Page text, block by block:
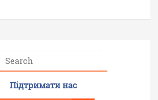
Підтримати нас